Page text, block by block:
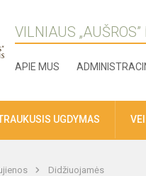
VILNIAUS
APIE MUS
UGDYMAS
Didžiuojamės